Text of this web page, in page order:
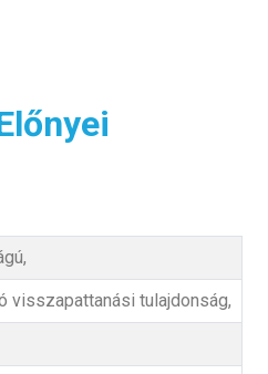
visszapattanási tulajdonság,